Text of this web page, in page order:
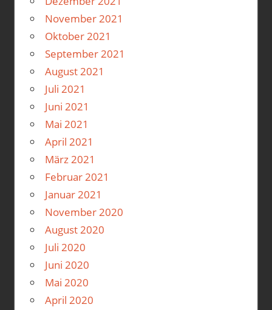
November 2021
Oktober 2021
September 2021
August 2021
Juli 2021
Juni 2021
Mai 2021
April 2021
März 2021
Februar 2021
Januar 2021
November 2020
August 2020
Juli 2020
Juni 2020
Mai 2020
April 2020